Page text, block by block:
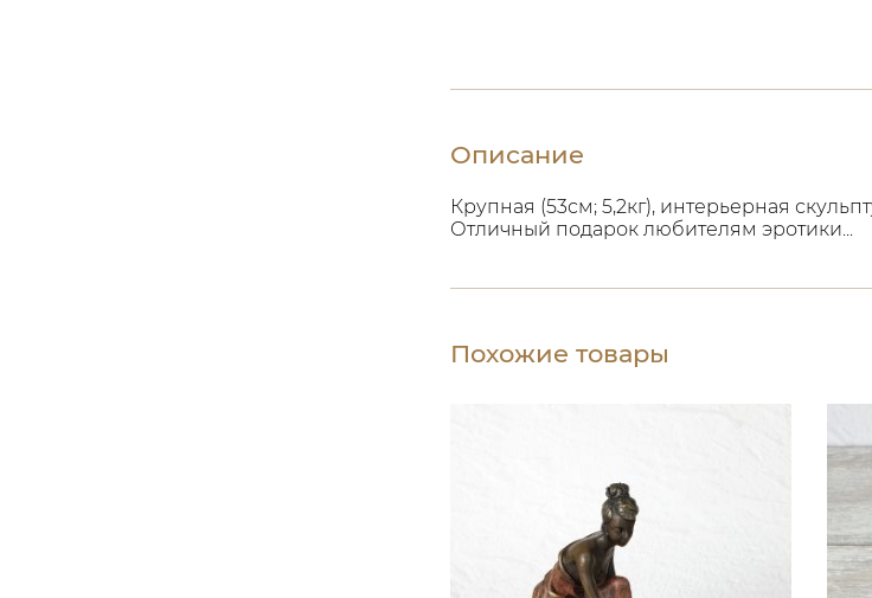
Описание
Крупная (53см; 5,2кг), интерьерная
Отличный подарок любителям эротики...
Похожие товары